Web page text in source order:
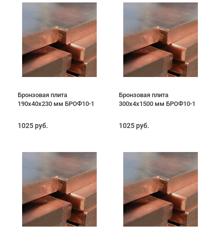
Бронзовая плита
190х40х230 мм БРОФ10-1
1025 руб.
Бронзовая плита
300х4х1500 мм БРОФ10-1
1025 руб.